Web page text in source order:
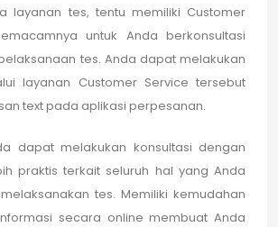
layanan tes, tentu memiliki Customer
untuk Anda berkonsultasi
tes. Anda dapat melakukan
layanan Customer Service tersebut
text pada aplikasi perpesanan.
dapat melakukan konsultasi dengan
praktis terkait seluruh hal yang Anda
tes. Memiliki kemudahan
secara online membuat Anda